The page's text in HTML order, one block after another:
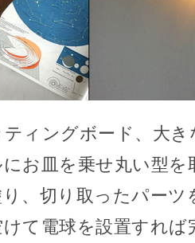
ィングボード、大
お皿を乗せ丸い型を
、切り取ったパーツ
て電球を設置すれば